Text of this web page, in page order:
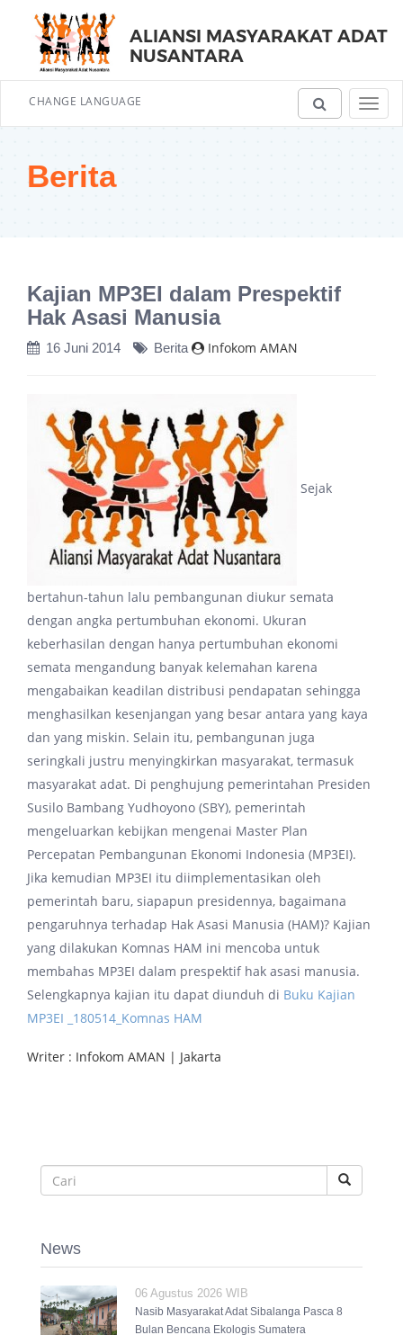
ALIANSI MASYARAKAT ADAT
NUSANTARA
CHANGE LANGUAGE
Berita
Kajian MP3EI dalam Prespektif
Hak Asasi Manusia
16 Juni 2014 Berita Infokom AMAN
Sejak
bertahun-tahun lalu pembangunan diukur semata
dengan angka pertumbuhan ekonomi. Ukuran
keberhasilan dengan hanya pertumbuhan ekonomi
semata mengandung banyak kelemahan karena
mengabaikan keadilan distribusi pendapatan sehingga
menghasilkan kesenjangan yang besar antara yang kaya
dan yang miskin. Selain itu, pembangunan juga
seringkali justru menyingkirkan masyarakat, termasuk
masyarakat adat. Di penghujung pemerintahan Presiden
Susilo Bambang Yudhoyono (SBY), pemerintah
mengeluarkan kebijkan mengenai Master Plan
Percepatan Pembangunan Ekonomi Indonesia (MP3EI).
Jika kemudian MP3EI itu diimplementasikan oleh
pemerintah baru, siapapun presidennya, bagaimana
pengaruhnya terhadap Hak Asasi Manusia (HAM)? Kajian
yang dilakukan Komnas HAM ini mencoba untuk
membahas MP3EI dalam prespektif hak asasi manusia.
Selengkapnya kajian itu dapat diunduh di Buku Kajian
MP3EI _180514_Komnas HAM
Writer : Infokom AMAN | Jakarta
News
06 Agustus 2026 WIB
Nasib Masyarakat Adat Sibalanga Pasca 8
Bulan Bencana Ekologis Sumatera